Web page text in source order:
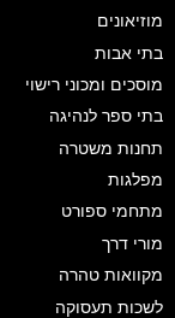
מוזיאונים
בתי אבות
מוסכים ומכוני רישוי
בתי ספר לנהיגה
תחנות משטרה
מפלגות
מתחמי ספורט
מורי דרך
מקוואות טהרה
לשכות תעסוקה